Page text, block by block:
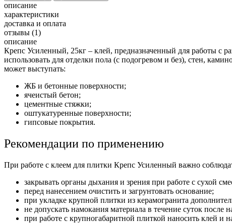
описание
характеристики
доставка и оплата
отзывы (1)
описание
Крепс Усиленный, 25кг ‒ клей, предназначенный для работы с
использовать для отделки пола (с подогревом и без), стен,
может выступать:
ЖБ и бетонные поверхности;
ячеистый бетон;
цементные стяжки;
оштукатуренные поверхности;
гипсовые покрытия.
Рекомендации по применению
При работе с клеем для плитки Крепс Усиленный важно
закрывать органы дыхания и зрения при работе с сухой
перед нанесением очистить и загрунтовать основание;
при укладке крупной плитки из керамогранита
не допускать намокания материала в течение суток после
при работе с крупногабаритной плиткой наносить клей и